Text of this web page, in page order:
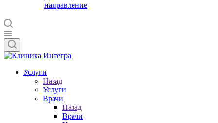
направление
Услуги
Назад
Услуги
Врачи
Назад
Врачи